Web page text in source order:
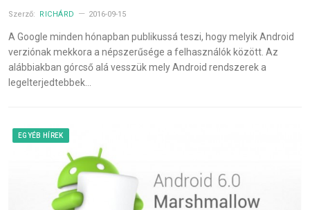
Szerző: RICHÁRD 2016-09-15
A Google minden hónapban publikussá teszi, hogy melyik Android
verziónak mekkora a népszerűsége a felhasználók között. Az
alábbiakban górcső alá vesszük mely Android rendszerek a
legelterjedtebbek…
EGYÉB HÍREK